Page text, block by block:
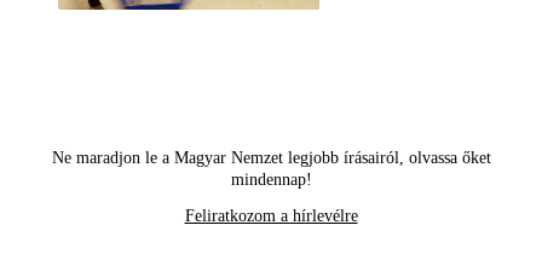
Ne maradjon le a Magyar Nemzet legjobb írásairól, olvassa őket
mindennap!
Feliratkozom a hírlevélre